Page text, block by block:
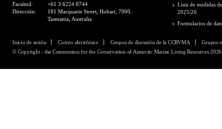
Facsímil:
+61 3 6224 8744
Dirección:
181 Macquarie Street, Hobart, 7000,
Tasmania, Australia
Lista de medidas
2025/26
Formularios de
Inicio de sesión Correo electrónico Grupos de discusión de la CCRVMA
Grupos-
© Copyright - the Commission for the Conservation of Antarctic Marine Living Resources